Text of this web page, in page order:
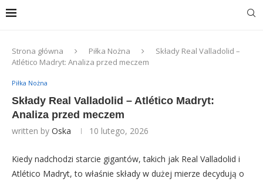
Strona główna Piłka Nożna
Składy Real Valladolid –
Atlético Madryt: Analiza przed meczem
Piłka Nożna
Składy Real Valladolid – Atlético Madryt:
Analiza przed meczem
written by Oska 10 lutego, 2026
Kiedy nadchodzi starcie gigantów, takich jak Real Valladolid i
Atlético Madryt, to właśnie składy w dużej mierze decydują o